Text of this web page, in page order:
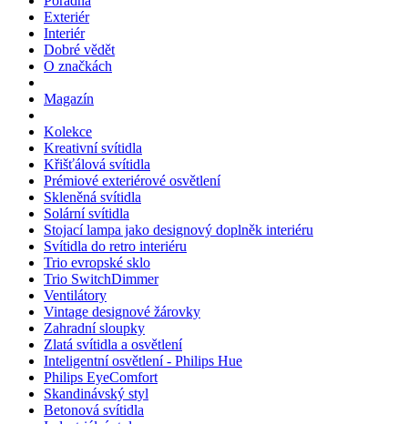
Exteriér
Interiér
Dobré vědět
O značkách
Magazín
Kolekce
Kreativní svítidla
Křišťálová svítidla
Prémiové exteriérové osvětlení
Skleněná svítidla
Solární svítidla
Stojací lampa jako designový doplněk interiéru
Svítidla do retro interiéru
Trio evropské sklo
Trio SwitchDimmer
Ventilátory
Vintage designové žárovky
Zahradní sloupky
Zlatá svítidla a osvětlení
Inteligentní osvětlení - Philips Hue
Philips EyeComfort
Skandinávský styl
Betonová svítidla